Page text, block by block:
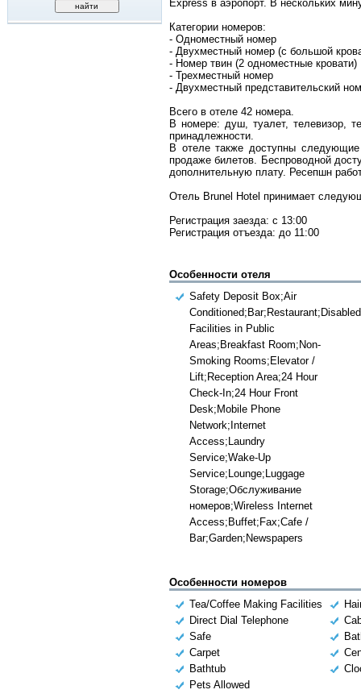
Express в аэропорт. В нескольких
Категории номеров:
- Одноместный номер
- Двухместный номер (с большой
- Номер твин (2 одноместные кровати)
- Трехместный номер
- Двухместный представительский
Всего в отеле 42 номера.
В номере: душ, туалет, телевизор,
принадлежности.
В отеле также доступны
продаже билетов. Беспроводной
дополнительную плату. Ресепшн
Отель Brunel Hotel принимает
Регистрация заезда: с 13:00
Регистрация отъезда: до 11:00
Особенности отеля
Safety Deposit Box;Air
Conditioned;Bar;Restaurant;Disabled
Facilities in Public
Areas;Breakfast Room;Non-
Smoking Rooms;Elevator /
Lift;Reception Area;24 Hour
Check-In;24 Hour Front
Desk;Mobile Phone
Network;Internet
Access;Laundry
Service;Wake-Up
Service;Lounge;Luggage
Storage;Обслуживание
номеров;Wireless Internet
Access;Buffet;Fax;Cafe /
Bar;Garden;Newspapers
Особенности номеров
Tea/Coffee Making Facilities
Direct Dial Telephone
Safe
Carpet
Bathtub
Pets Allowed